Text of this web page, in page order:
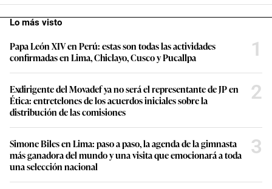
Lo más visto
Papa León XIV en Perú: estas son todas las actividades
confirmadas en Lima, Chiclayo, Cusco y Pucallpa
1
Exdirigente del Movadef ya no será el representante de JP en
Ética: entretelones de los acuerdos iniciales sobre la
distribución de las comisiones
2
Simone Biles en Lima: paso a paso, la agenda de la gimnasta
más ganadora del mundo y una visita que emocionará a toda
una selección nacional
3